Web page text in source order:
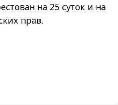
на 25 суток и на
прав.